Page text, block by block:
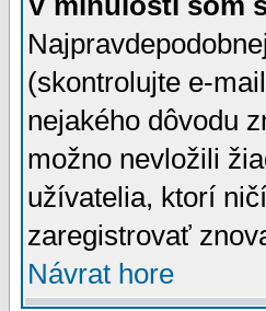
(skontrolujte e-
nejakého dôvodu
možno nevložili
užívatelia, ktorí
zaregistrovať
Návrat hore